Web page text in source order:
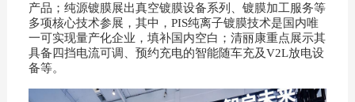
产品；纯源镀膜展出真空镀膜设备系列、镀膜加工服务等
多项核心技术参展，其中，PIS纯离子镀膜技术是国内唯
一可实现量产化企业，填补国内空白；清丽康重点展示其
具备四挡电流可调、预约充电的智能随车充及V2L放电设
备等。